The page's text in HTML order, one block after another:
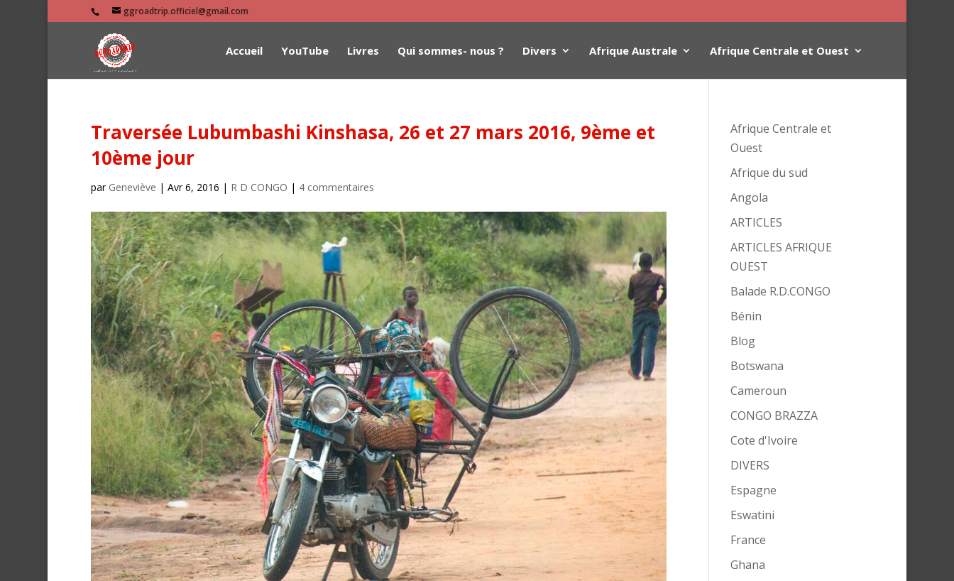
ggroadtrip.officiel@gmail.com
Accueil YouTube Livres Qui sommes- nous ? Divers Afrique Australe Afrique Centrale et Ouest
Traversée Lubumbashi Kinshasa, 26 et 27 mars 2016, 9ème et
10ème jour
par Geneviève | Avr 6, 2016 | R D CONGO | 4 commentaires
Afrique Centrale et
Ouest
Afrique du sud
Angola
ARTICLES
ARTICLES AFRIQUE
OUEST
Balade R.D.CONGO
Bénin
Blog
Botswana
Cameroun
CONGO BRAZZA
Cote d'Ivoire
DIVERS
Espagne
Eswatini
France
Ghana